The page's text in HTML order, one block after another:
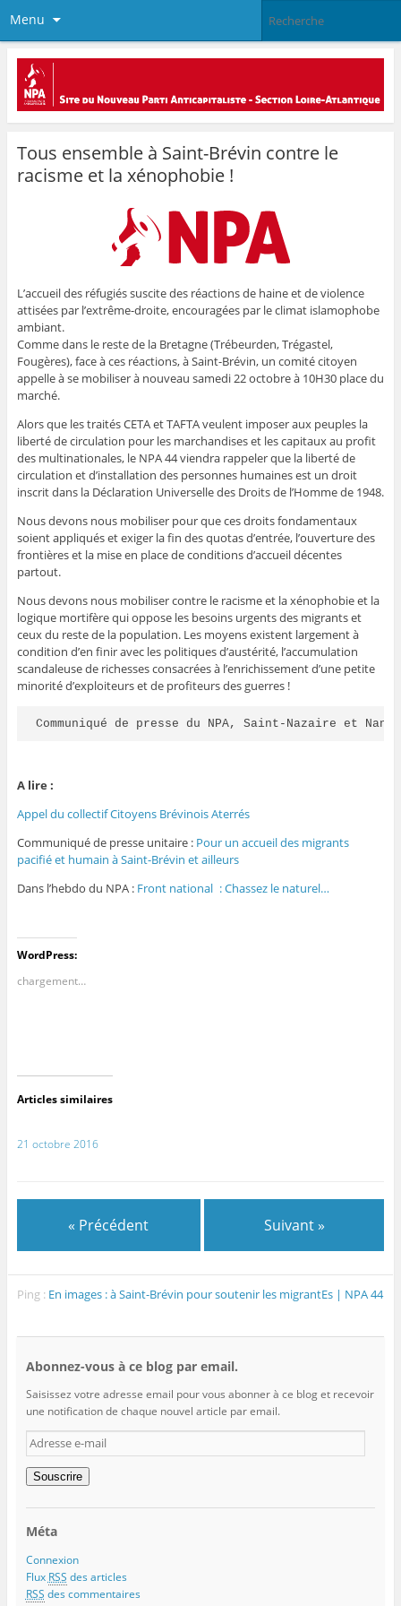
Menu
Tous ensemble à Saint-Brévin contre le
racisme et la xénophobie !
L’accueil des réfugiés suscite des réactions de haine et de violence
attisées par l’extrême-droite, encouragées par le climat islamophobe
ambiant.
Comme dans le reste de la Bretagne (Trébeurden, Trégastel,
Fougères), face à ces réactions, à Saint-Brévin, un comité citoyen
appelle à se mobiliser à nouveau samedi 22 octobre à 10H30 place du
marché.
Alors que les traités CETA et TAFTA veulent imposer aux peuples la
liberté de circulation pour les marchandises et les capitaux au profit
des multinationales, le NPA 44 viendra rappeler que la liberté de
circulation et d’installation des personnes humaines est un droit
inscrit dans la Déclaration Universelle des Droits de l’Homme de 1948.
Nous devons nous mobiliser pour que ces droits fondamentaux
soient appliqués et exiger la fin des quotas d’entrée, l’ouverture des
frontières et la mise en place de conditions d’accueil décentes
partout.
Nous devons nous mobiliser contre le racisme et la xénophobie et la
logique mortifère qui oppose les besoins urgents des migrants et
ceux du reste de la population. Les moyens existent largement à
condition d’en finir avec les politiques d’austérité, l’accumulation
scandaleuse de richesses consacrées à l’enrichissement d’une petite
minorité d’exploiteurs et de profiteurs des guerres !
Communiqué de presse du NPA, Saint-Nazaire et
A lire :
Appel du collectif Citoyens Brévinois Aterrés
Communiqué de presse unitaire : Pour un accueil des migrants
pacifié et humain à Saint-Brévin et ailleurs
Dans l’hebdo du NPA : Front national : Chassez le naturel…
WordPress:
chargement…
Articles similaires
21 octobre 2016
« Précédent Suivant »
Ping : En images : à Saint-Brévin pour soutenir les migrantEs | NPA 44
Abonnez-vous à ce blog par email.
Saisissez votre adresse email pour vous abonner à ce blog et recevoir
une notification de chaque nouvel article par email.
Adresse
e-
mail
Souscrire
Méta
Connexion
Flux RSS des articles
RSS des commentaires